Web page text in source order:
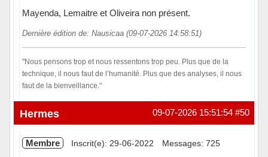
Mayenda, Lemaitre et Oliveira non présent.
Dernière édition de: Nausicaa (09-07-2026 14:58:51)
"Nous pensons trop et nous ressentons trop peu. Plus que de la
technique, il nous faut de l’humanité. Plus que des analyses, il nous
faut de la bienveillance."
Hors ligne #50
09-07-2026 15:51:54
Hermes
Membre Inscrit(e): 29-06-2022 Messages: 725